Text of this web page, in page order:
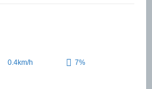
0.4km/h 7%